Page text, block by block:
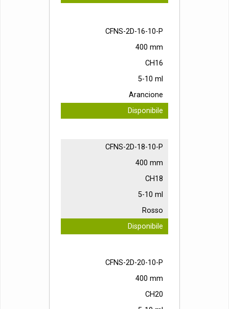
CFNS-2D-16-10-P
400 mm
CH16
5-10 ml
Arancione
Disponibile
CFNS-2D-18-10-P
400 mm
CH18
5-10 ml
Rosso
Disponibile
CFNS-2D-20-10-P
400 mm
CH20